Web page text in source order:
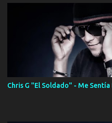
Chris G "El Soldado" - Me Sentía